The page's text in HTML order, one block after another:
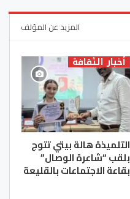
المزيد عن المؤلف
أخبار الثقافة
التلميذة هالة بيتي تتوج
بلقب “شاعرة الوصال”
بقاعة الاجتماعات بالقليعة